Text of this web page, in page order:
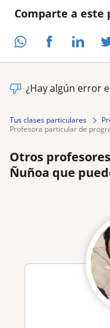
Comparte a este
¿Hay algún error
Tus clases particulares
profesora particular de
Otros
Ñuñoa que